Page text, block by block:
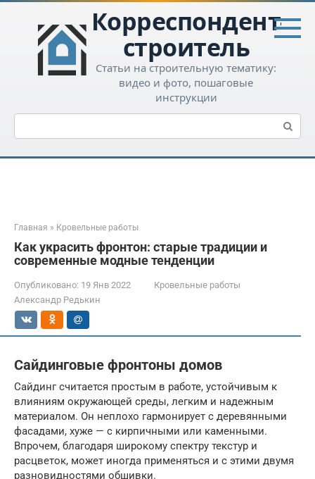
Перейти
контенту
Корреспондент-
строитель
Статьи на строительную тематику:
видео и фото, пошаговые
инструкции
Поиск:
Главная » Кровельные работы
Как украсить фронтон: старые традиции и
современные модные тенденции
Опубликовано: 19 Янв 2022
Кровельные работы
Александр Редькин
Сайдинговые фронтоны домов
Сайдинг считается простым в работе, устойчивым к
влияниям окружающей среды, легким и надежным
материалом. Он неплохо гармонирует с деревянными
фасадами, хуже — с кирпичными или каменными.
Впрочем, благодаря широкому спектру текстур и
расцветок, может иногда применяться и с этими двумя
разновидностями обшивки.